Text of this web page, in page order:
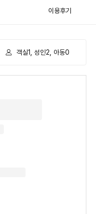
이용후기
객실1, 성인2, 아동0